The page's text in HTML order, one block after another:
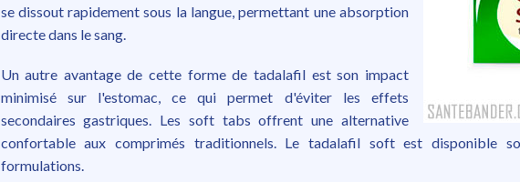
se dissout rapidement sous la langue, permettant une absorption
directe dans le sang.
Un autre avantage de cette forme de tadalafil est son impact
minimisé sur l'estomac, ce qui permet d'éviter les effets
secondaires gastriques. Les soft tabs offrent une alternative
confortable aux comprimés traditionnels. Le tadalafil soft est disponible
formulations.